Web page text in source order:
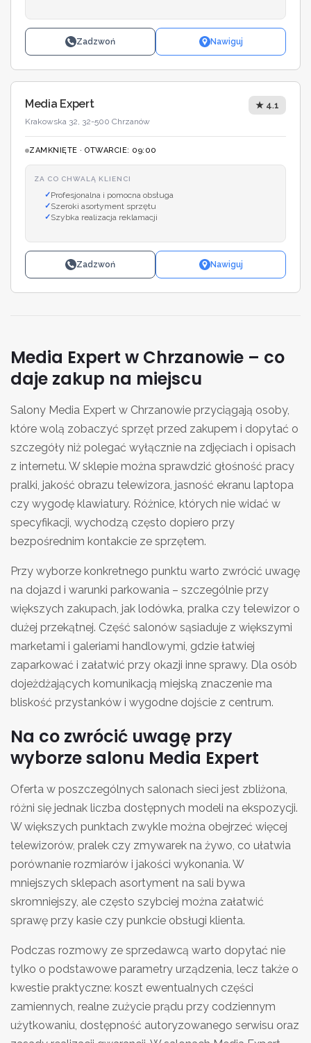
Zadzwoń Nawiguj
Media Expert
Krakowska 32, 32-500 Chrzanów
★ 4.1
ZAMKNIĘTE · OTWARCIE: 09:00
ZA CO CHWALĄ KLIENCI
Profesjonalna i pomocna obsługa
Szeroki asortyment sprzętu
Szybka realizacja reklamacji
Zadzwoń Nawiguj
Media Expert w Chrzanowie – co
daje zakup na miejscu
Salony Media Expert w Chrzanowie przyciągają osoby,
które wolą zobaczyć sprzęt przed zakupem i dopytać o
szczegóły niż polegać wyłącznie na zdjęciach i opisach
z internetu. W sklepie można sprawdzić głośność pracy
pralki, jakość obrazu telewizora, jasność ekranu laptopa
czy wygodę klawiatury. Różnice, których nie widać w
specyfikacji, wychodzą często dopiero przy
bezpośrednim kontakcie ze sprzętem.
Przy wyborze konkretnego punktu warto zwrócić uwagę
na dojazd i warunki parkowania – szczególnie przy
większych zakupach, jak lodówka, pralka czy telewizor o
dużej przekątnej. Część salonów sąsiaduje z większymi
marketami i galeriami handlowymi, gdzie łatwiej
zaparkować i załatwić przy okazji inne sprawy. Dla osób
dojeżdżających komunikacją miejską znaczenie ma
bliskość przystanków i wygodne dojście z centrum.
Na co zwrócić uwagę przy
wyborze salonu Media Expert
Oferta w poszczególnych salonach sieci jest zbliżona,
różni się jednak liczba dostępnych modeli na ekspozycji.
W większych punktach zwykle można obejrzeć więcej
telewizorów, pralek czy zmywarek na żywo, co ułatwia
porównanie rozmiarów i jakości wykonania. W
mniejszych sklepach asortyment na sali bywa
skromniejszy, ale często szybciej można załatwić
sprawę przy kasie czy punkcie obsługi klienta.
Podczas rozmowy ze sprzedawcą warto dopytać nie
tylko o podstawowe parametry urządzenia, lecz także o
kwestie praktyczne: koszt ewentualnych części
zamiennych, realne zużycie prądu przy codziennym
użytkowaniu, dostępność autoryzowanego serwisu oraz